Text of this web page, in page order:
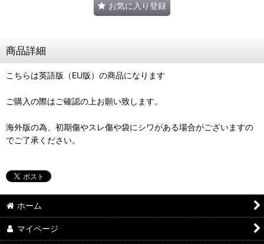
お気に入り登録
商品詳細
こちらは英語版（EU版）の商品になります
ご購入の際はご確認の上お願い致します。
海外版の為、初期傷やスレ傷や袋にシワがある場合がございますの
でご了承ください。
ホーム
マイページ